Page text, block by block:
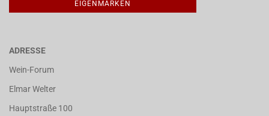
EIGENMARKEN
ADRESSE
Wein-Forum
Elmar Welter
Hauptstraße 100